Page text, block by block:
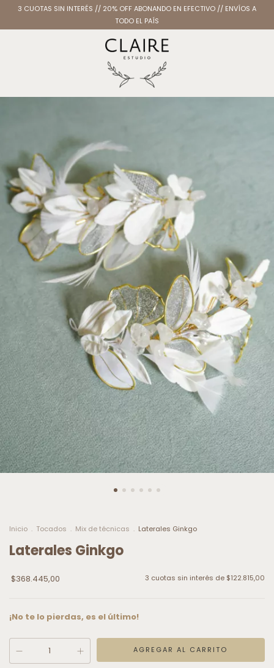
3 CUOTAS SIN INTERÉS // 20% OFF ABONANDO EN EFECTIVO // ENVÍOS A
TODO EL PAÍS
Inicio . Tocados . Mix de técnicas . Laterales Ginkgo
Laterales Ginkgo
$368.445,00 3 cuotas sin interés de $122.815,00
¡No te lo pierdas, es el último!